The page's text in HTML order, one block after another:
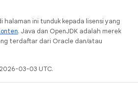
halaman ini tunduk kepada lisensi yang
. Java dan OpenJDK adalah merek
terdaftar dari Oracle dan/atau
03-03 UTC.